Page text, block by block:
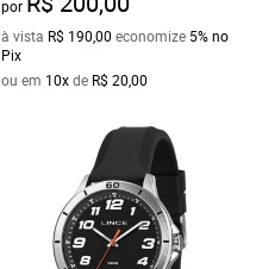
por
à vista R$ 190,00 economize 5%no
Pix
ou em 10xde R$ 20,00